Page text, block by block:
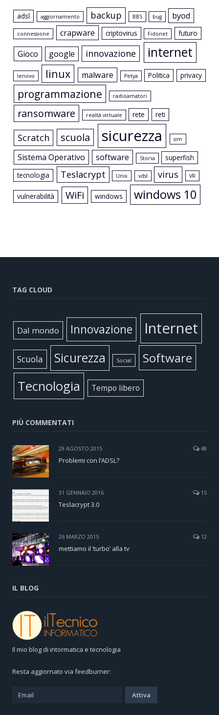
adsl aggiornamento backup BBS bug byod
connessione crapware criptovirus Fidonet futuro
Gioco google innovazione internet
lenovo linux malware Petya Politica privacy
programmazione radioamatori
ransomware realtà virtuale rete reti
Scratch scuola sicurezza sim
Sistema Operativo software Storia
superfish
tecnologia
Teslacrypt Unix vdsl virus VR
vulnerabilità WiFi windows windows 10
TAG CLOUD
Dal mondo Innovazione Internet
Scuola Sicurezza Social Software
Tecnologia Tempo libero
PIÙ COMMENTATI
29 AGOSTO 2015 48
Problemi con l’ADSL?
31 GENNAIO 2016 15
Teslacrypt 3.0
26 MARZO 2015 12
mettiamo il ‘turbo’ alla tv
IL BLOG
Il mio blog di intormatica e tecnologia
Resta aggiornato via feedburner: